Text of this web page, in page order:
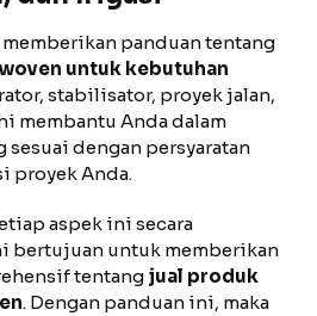
panduan tentang
untuk kebutuhan
stabilisator, proyek jalan,
membantu Anda dalam
dengan persyaratan
proyek Anda.
aspek ini secara
bertujuan untuk memberikan
tentang jual produk
. Dengan panduan ini, maka